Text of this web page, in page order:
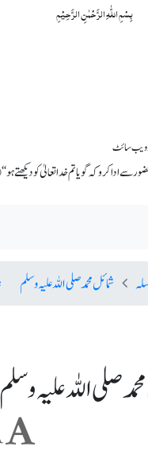
بِسۡمِ اللّٰہِ الرَّحۡمٰنِ الرَّحِیۡمِ
ویب سائٹ
سے ادا کرو کہ گویا تم خداتعالیٰ کو دیکھتے ہو‘‘
شمائل محمد صلی اللہ علیہ وسلم
صلی اللہ علیہ وسلم